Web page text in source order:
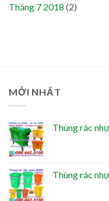
Tháng 7 2018 (2)
MỚI NHẤT
Thùng rác
Thùng rác